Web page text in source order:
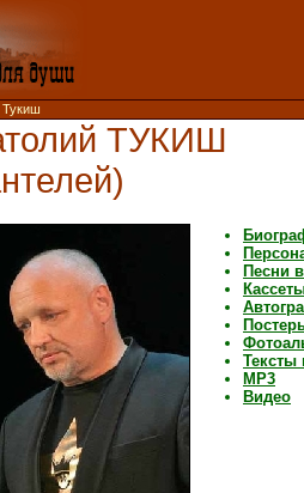
Тукиш
ТУКИШ
Песни
Тексты
MP3
Видео